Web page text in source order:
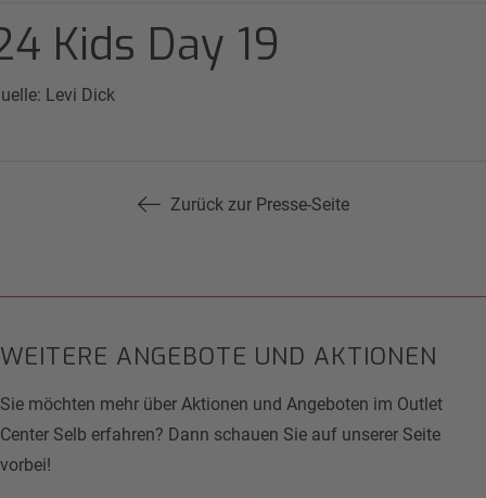
Kids Day 19
Levi Dick
Zurück zur Presse-Seite
WEITERE ANGEBOTE UND AKTIONEN
Sie möchten mehr über Aktionen und Angeboten im Outlet
Center Selb erfahren? Dann schauen Sie auf unserer Seite
vorbei!